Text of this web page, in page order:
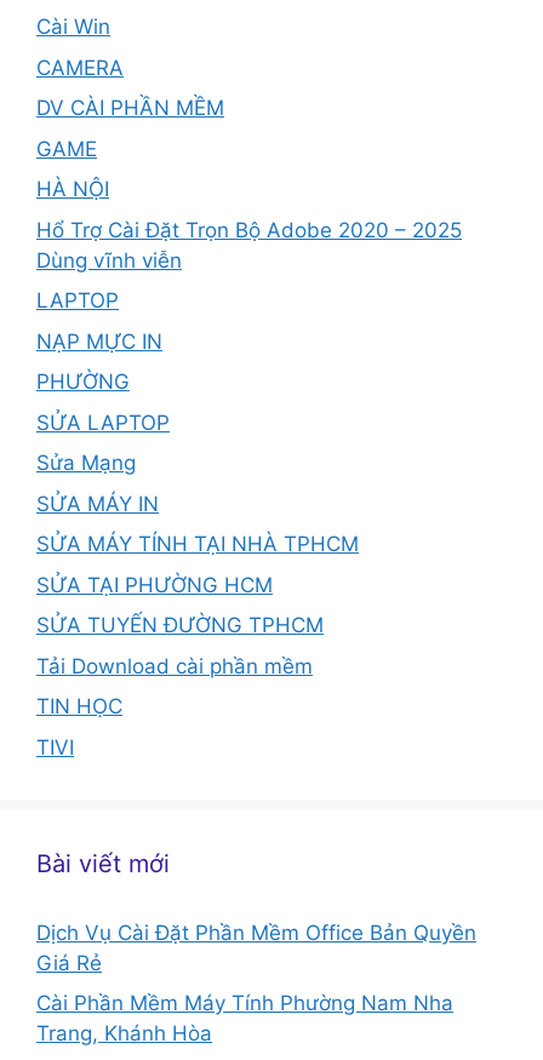
Cài Win
CAMERA
DV CÀI PHẦN MỀM
GAME
HÀ NỘI
Hổ Trợ Cài Đặt Trọn Bộ Adobe 2020 – 2025
Dùng vĩnh viễn
LAPTOP
NẠP MỰC IN
PHƯỜNG
SỬA LAPTOP
Sửa Mạng
SỬA MÁY IN
SỬA MÁY TÍNH TẠI NHÀ TPHCM
SỬA TẠI PHƯỜNG HCM
SỬA TUYẾN ĐƯỜNG TPHCM
Tải Download cài phần mềm
TIN HỌC
TIVI
Bài viết mới
Dịch Vụ Cài Đặt Phần Mềm Office Bản Quyền
Giá Rẻ
Cài Phần Mềm Máy Tính Phường Nam Nha
Trang, Khánh Hòa